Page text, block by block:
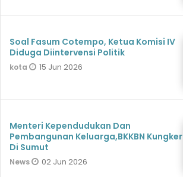
Soal Fasum Cotempo, Ketua Komisi IV
Diduga Diintervensi Politik
kota 15 Jun 2026
Menteri Kependudukan Dan
Pembangunan Keluarga,BKKBN Kungker
Di Sumut
News 02 Jun 2026